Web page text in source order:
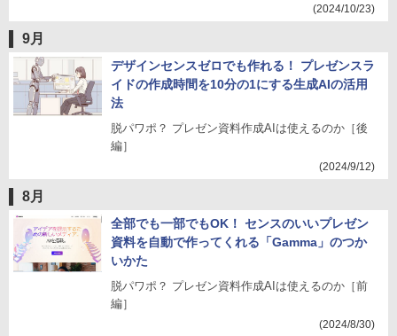
(2024/10/23)
9月
デザインセンスゼロでも作れる！ プレゼンスラ
イドの作成時間を10分の1にする生成AIの活用
法
脱パワポ？ プレゼン資料作成AIは使えるのか［後
編］
(2024/9/12)
8月
全部でも一部でもOK！ センスのいいプレゼン
資料を自動で作ってくれる「Gamma」のつか
いかた
脱パワポ？ プレゼン資料作成AIは使えるのか［前
編］
(2024/8/30)